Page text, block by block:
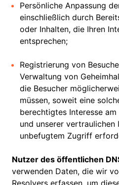
Persönliche Anpassung
einschließlich durch
oder Inhalten, die Ihren
entsprechen;
Registrierung von
Verwaltung von
die Besucher
müssen, soweit eine
berechtigtes Interesse
und unserer
unbefugtem Zugriff
Nutzer des öffentlichen
verwenden Daten, die wir
Resolvers erfassen, um